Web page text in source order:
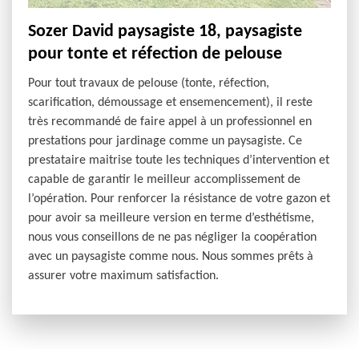
Sozer David paysagiste 18, paysagiste
pour tonte et réfection de pelouse
Pour tout travaux de pelouse (tonte, réfection,
scarification, démoussage et ensemencement), il reste
très recommandé de faire appel à un professionnel en
prestations pour jardinage comme un paysagiste. Ce
prestataire maitrise toute les techniques d’intervention et
capable de garantir le meilleur accomplissement de
l’opération. Pour renforcer la résistance de votre gazon et
pour avoir sa meilleure version en terme d’esthétisme,
nous vous conseillons de ne pas négliger la coopération
avec un paysagiste comme nous. Nous sommes prêts à
assurer votre maximum satisfaction.